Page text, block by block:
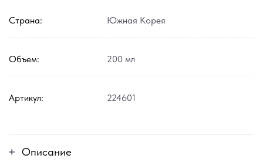
Страна: Южная Корея
Объем: 200 мл
Артикул: 224601
Описание